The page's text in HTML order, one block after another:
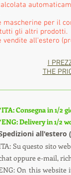
mascherine per il
tutti gli altri prodotti.
vendite all'estero
I
THE
Consegna in 1/2
Delivery in 1/2
pedizioni all'estero
Su questo sito
oppure e-mail,
On this website